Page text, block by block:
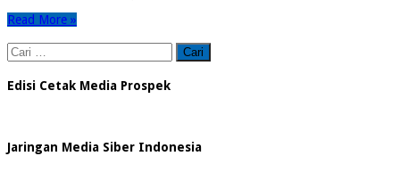
Read More »
Cari
untuk:
Edisi Cetak Media Prospek
Jaringan Media Siber Indonesia